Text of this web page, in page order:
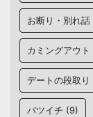
お断り・別れ話
カミングアウト
デートの段取り
バツイチ (9)